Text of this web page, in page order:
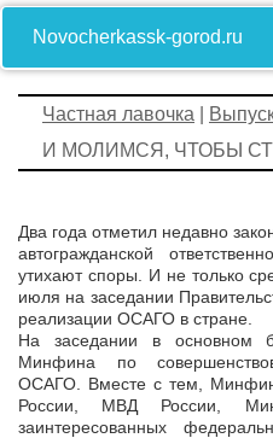
Novocherkassk-gorod.ru
Частная лавочка
И МОЛИМСЯ, ЧТОБЫ
Два года отметил недавно
автогражданской
утихают споры. И не только
июля на заседании
реализации ОСАГО в стране.
На заседании в основном
Минфина по
ОСАГО. Вместе с тем,
России, МВД России,
заинтересованных